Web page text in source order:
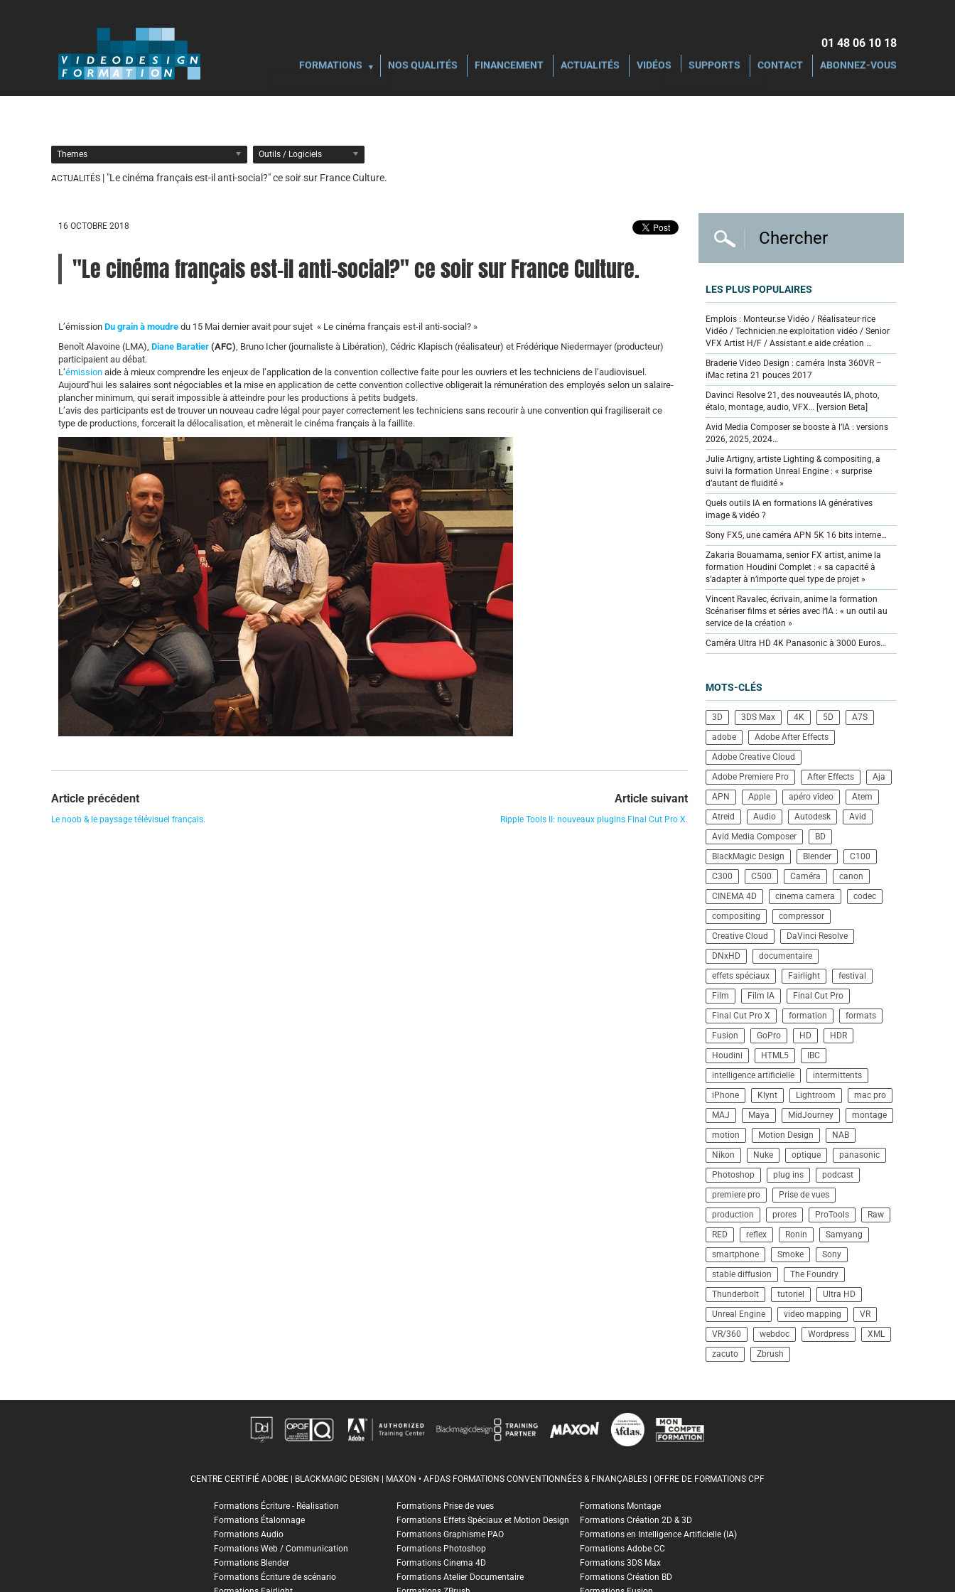
01 48 06 10 18‬
FORMATIONS NOS QUALITÉS FINANCEMENT ACTUALITÉS VIDÉOS SUPPORTS CONTACT ABONNEZ-VOUS
Themes Outils / Logiciels
ACTUALITÉS | "Le cinéma français est-il anti-social?" ce soir sur France Culture.
16 OCTOBRE 2018
"Le cinéma français est-il anti-social?" ce soir sur France Culture.
L’émission Du grain à moudre du 15 Mai dernier avait pour sujet « Le cinéma français est-il anti-social? »
Benoît Alavoine (LMA), Diane Baratier (AFC) , Bruno Icher (journaliste à Libération), Cédric Klapisch (réalisateur) et Frédérique Niedermayer (producteur)
participaient au débat.
L’émission aide à mieux comprendre les enjeux de l’application de la convention collective faite pour les ouvriers et les techniciens de l’audiovisuel.
Aujourd’hui les salaires sont négociables et la mise en application de cette convention collective obligerait la rémunération des employés selon un salaire-
plancher minimum, qui serait impossible à atteindre pour les productions à petits budgets.
L’avis des participants est de trouver un nouveau cadre légal pour payer correctement les techniciens sans recourir à une convention qui fragiliserait ce
type de productions, forcerait la délocalisation, et mènerait le cinéma français à la faillite.
Article précédent
Le noob & le paysage télévisuel français.
Article suivant
Ripple Tools II: nouveaux plugins Final Cut Pro X.
LES PLUS POPULAIRES
Emplois : Monteur.se Vidéo / Réalisateur·rice
Vidéo / Technicien.ne exploitation vidéo / Senior
VFX Artist H/F / Assistant.e aide création …
Braderie Video Design : caméra Insta 360VR –
iMac retina 21 pouces 2017
Davinci Resolve 21, des nouveautés IA, photo,
étalo, montage, audio, VFX… [version Beta]
Avid Media Composer se booste à l’IA : versions
2026, 2025, 2024…
Julie Artigny, artiste Lighting & compositing, a
suivi la formation Unreal Engine : « surprise
d’autant de fluidité »
Quels outils IA en formations IA génératives
image & vidéo ?
Sony FX5, une caméra APN 5K 16 bits interne…
Zakaria Bouamama, senior FX artist, anime la
formation Houdini Complet : « sa capacité à
s’adapter à n’importe quel type de projet »
Vincent Ravalec, écrivain, anime la formation
Scénariser films et séries avec l’IA : « un outil au
service de la création »
Caméra Ultra HD 4K Panasonic à 3000 Euros…
MOTS-CLÉS
3D 3DS Max 4K 5D
A7S
adobe
Adobe After Effects
Adobe Creative Cloud
Adobe Premiere Pro
After Effects
Aja
APN
Apple apéro video
Atem
Atreid
Audio Autodesk
Avid
Avid Media Composer
BD
BlackMagic Design
Blender
C100
C300
C500 Caméra
canon
CINEMA 4D
cinema camera
codec
compositing
compressor
Creative Cloud
DaVinci Resolve
DNxHD
documentaire
effets spéciaux
Fairlight
festival
Film
Film IA
Final Cut Pro
Final Cut Pro X
formation
formats
Fusion
GoPro HD
HDR
Houdini
HTML5
IBC
intelligence artificielle
intermittents
iPhone
Klynt Lightroom
mac pro
MAJ
Maya MidJourney
montage
motion
Motion Design
NAB
Nikon
Nuke optique
panasonic
Photoshop
plug ins
podcast
premiere pro
Prise de vues
production
prores ProTools
Raw
RED
reflex Ronin
Samyang
smartphone
Smoke
Sony
stable diffusion
The Foundry
Thunderbolt
tutoriel
Ultra HD
Unreal Engine
video mapping
VR
VR/360
webdoc Wordpress
XML
zacuto
Zbrush
CENTRE CERTIFIÉ ADOBE | BLACKMAGIC DESIGN | MAXON • AFDAS FORMATIONS CONVENTIONNÉES & FINANÇABLES | OFFRE DE FORMATIONS CPF
Formations Écriture - Réalisation Formations Prise de vues
Formations Montage
Formations Étalonnage
Formations Effets Spéciaux et Motion Design
Formations Création 2D & 3D
Formations Audio
Formations Graphisme PAO
Formations en Intelligence Artificielle (IA)
Formations Web / Communication
Formations Photoshop
Formations Adobe CC
Formations Blender
Formations Cinema 4D
Formations 3DS Max
Formations Écriture de scénario
Formations Atelier Documentaire
Formations Création BD